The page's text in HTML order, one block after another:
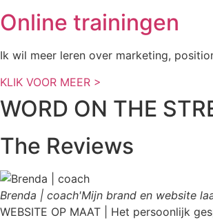
Online trainingen
Ik wil meer leren over marketing,
KLIK VOOR MEER >
WORD ON THE
The Reviews
Brenda | coach'Mijn brand en website
WEBSITE OP MAAT | Het persoonlijk